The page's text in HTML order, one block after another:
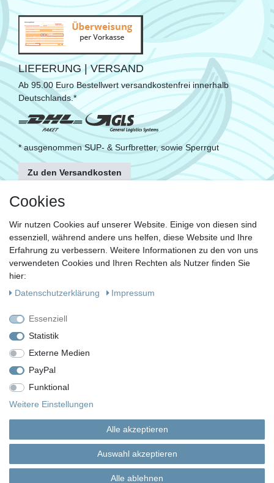
LIEFERUNG | VERSAND
Ab 95.00 Euro Bestellwert versandkostenfrei innerhalb
Deutschlands.*
* ausgenommen SUP- & Surfbretter, sowie Sperrgut
Zu den Versandkosten
FOLGE UNS
KONTAKT
Fragen?
Ruf uns an, mein Team und ich helfen Dir gerne.
oder
Schreib uns eine E-Mail
Impressum
Widerrufs­recht Vertrag widerrufen
Cookies
Wir nutzen Cookies auf unserer Website. Einige von diesen sind
essenziell, während andere uns helfen, diese Website und Ihre
Erfahrung zu verbessern. Weitere Informationen zu den von uns
verwendeten Cookies und Ihren Rechten als Nutzer finden Sie
hier:
Daten­schutz­erklärung
Impressum
Essenziell
Statistik
Externe Medien
PayPal
Funktional
Weitere Einstellungen
Alle akzeptieren
Auswahl akzeptieren
Alle ablehnen